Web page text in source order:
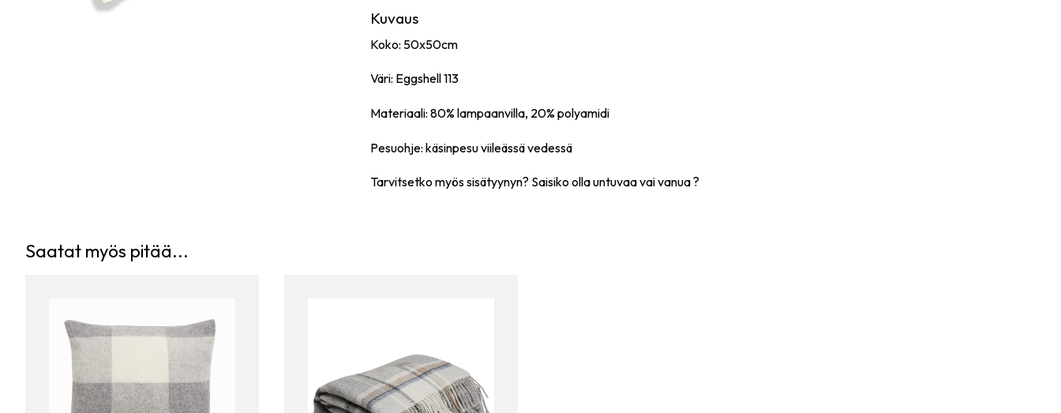
Kuvaus
Koko: 50x50cm
Väri: Eggshell 113
Materiaali: 80% lampaanvilla, 20% polyamidi
Pesuohje: käsinpesu viileässä vedessä
Tarvitsetko myös sisätyynyn? Saisiko ollauntuvaavaivanua?
Saatat myös pitää...